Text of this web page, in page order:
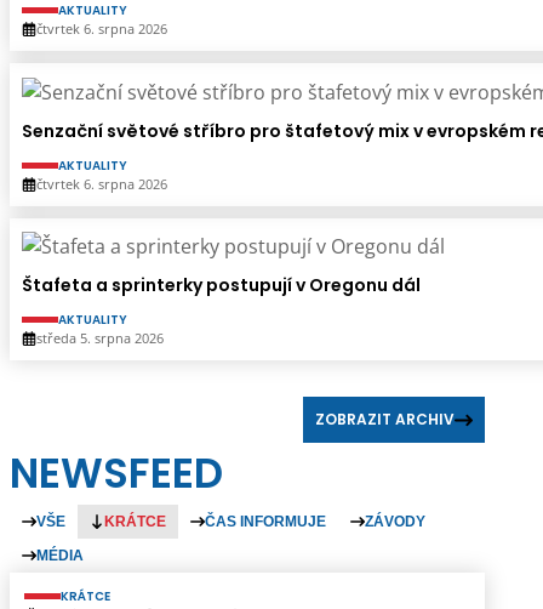
AKTUALITY
čtvrtek 6. srpna 2026
Senzační světové stříbro pro štafetový mix v evropském
AKTUALITY
čtvrtek 6. srpna 2026
Štafeta a sprinterky postupují v Oregonu dál
AKTUALITY
středa 5. srpna 2026
ZOBRAZIT ARCHIV
NEWSFEED
VŠE KRÁTCE ČAS INFORMUJE
ZÁVODY
MÉDIA
KRÁTCE